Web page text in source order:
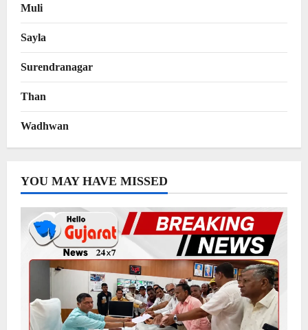
Muli
Sayla
Surendranagar
Than
Wadhwan
YOU MAY HAVE MISSED